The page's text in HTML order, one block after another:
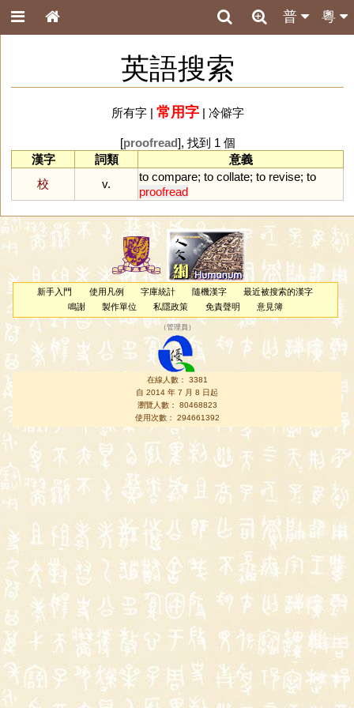
粵
普
英語搜索
所有字| 常用字| 冷僻字
[proofread], 找到 1 個
漢字
詞類
意義
校
v.
to compare; to collate; to revise; to
proofread
新手入門 使用凡例 字庫統計 隨機漢字
最近被搜索的漢字
鳴謝
製作單位 私隱政策 免責聲明 意見簿
（管理員 ）
在線人數： 3381
自 2014 年 7 月 8 日起
瀏覽人數： 80468823
使用次數： 294661392